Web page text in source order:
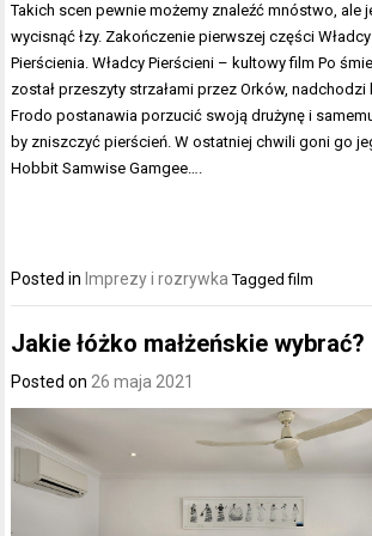
Takich scen pewnie możemy znaleźć mnóstwo, ale
wycisnąć łzy. Zakończenie pierwszej części
Pierścienia. Władcy Pierścieni – kultowy film Po
został przeszyty strzałami przez Orków,
Frodo postanawia porzucić swoją drużynę i
by zniszczyć pierścień. W ostatniej chwili goni go
Hobbit Samwise Gamgee….
Posted in Imprezy i rozrywka Taggedfilm
Jakie łóżko małżeńskie wybrać?
Posted on 26 maja 2021